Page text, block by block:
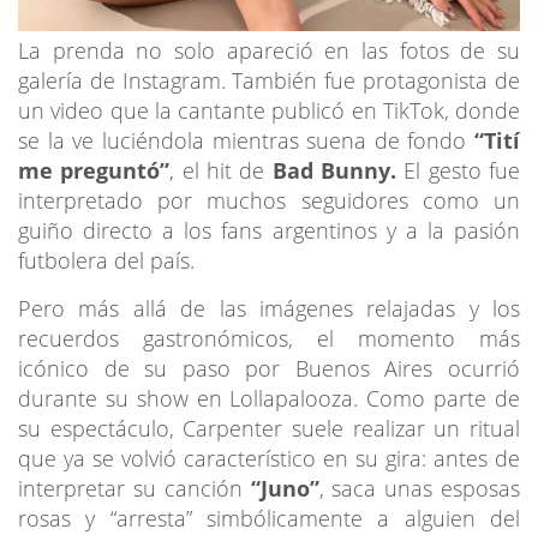
La prenda no solo apareció en las fotos de su
galería de Instagram. También fue protagonista de
un video que la cantante publicó en TikTok, donde
se la ve luciéndola mientras suena de fondo “Tití
me preguntó”, el hit de Bad Bunny. El gesto fue
interpretado por muchos seguidores como un
guiño directo a los fans argentinos y a la pasión
futbolera del país.
Pero más allá de las imágenes relajadas y los
recuerdos gastronómicos, el momento más
icónico de su paso por Buenos Aires ocurrió
durante su show en Lollapalooza. Como parte de
su espectáculo, Carpenter suele realizar un ritual
que ya se volvió característico en su gira: antes de
interpretar su canción “Juno”, saca unas esposas
rosas y “arresta” simbólicamente a alguien del